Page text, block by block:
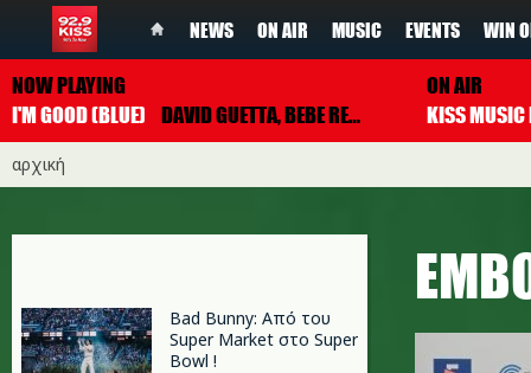
NEWS ON AIR MUSIC EVENTS WIN
NOW PLAYING
I'M GOOD (BLUE)
DAVID GUETTA, BEBE REXHA
ON AIR
αρχική
Bad Bunny: Από του
Super Market στο Super
Bowl !